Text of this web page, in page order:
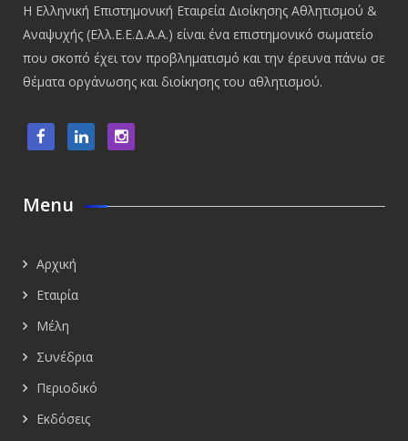
Η Ελληνική Επιστημονική Εταιρεία Διοίκησης Αθλητισμού &
Αναψυχής (Ελλ.Ε.Ε.Δ.Α.Α.) είναι ένα επιστημονικό σωματείο
που σκοπό έχει τον προβληματισμό και την έρευνα πάνω σε
θέματα οργάνωσης και διοίκησης του αθλητισμού.
Menu
Αρχική
Εταιρία
Μέλη
Συνέδρια
Περιοδικό
Εκδόσεις